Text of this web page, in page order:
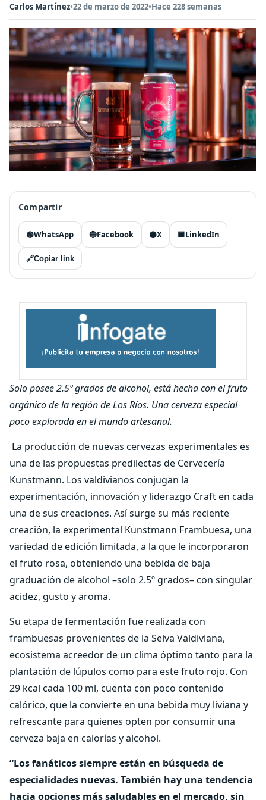
Carlos Martínez•22 de marzo de 2022•Hace 228 semanas
Compartir
🟢WhatsApp 🔵Facebook ⚫X 🟦LinkedIn
🔗Copiar link
Solo posee 2.5º grados de alcohol, está hecha con el fruto
orgánico de la región de Los Ríos. Una cerveza especial
poco explorada en el mundo artesanal.
La producción de nuevas cervezas experimentales es
una de las propuestas predilectas de Cervecería
Kunstmann. Los valdivianos conjugan la
experimentación, innovación y liderazgo Craft en cada
una de sus creaciones. Así surge su más reciente
creación, la experimental Kunstmann Frambuesa, una
variedad de edición limitada, a la que le incorporaron
el fruto rosa, obteniendo una bebida de baja
graduación de alcohol –solo 2.5º grados– con singular
acidez, gusto y aroma.
Su etapa de fermentación fue realizada con
frambuesas provenientes de la Selva Valdiviana,
ecosistema acreedor de un clima óptimo tanto para la
plantación de lúpulos como para este fruto rojo. Con
29 kcal cada 100 ml, cuenta con poco contenido
calórico, que la convierte en una bebida muy liviana y
refrescante para quienes opten por consumir una
cerveza baja en calorías y alcohol.
“Los fanáticos siempre están en búsqueda de
especialidades nuevas. También hay una tendencia
hacia opciones más saludables en el mercado, sin